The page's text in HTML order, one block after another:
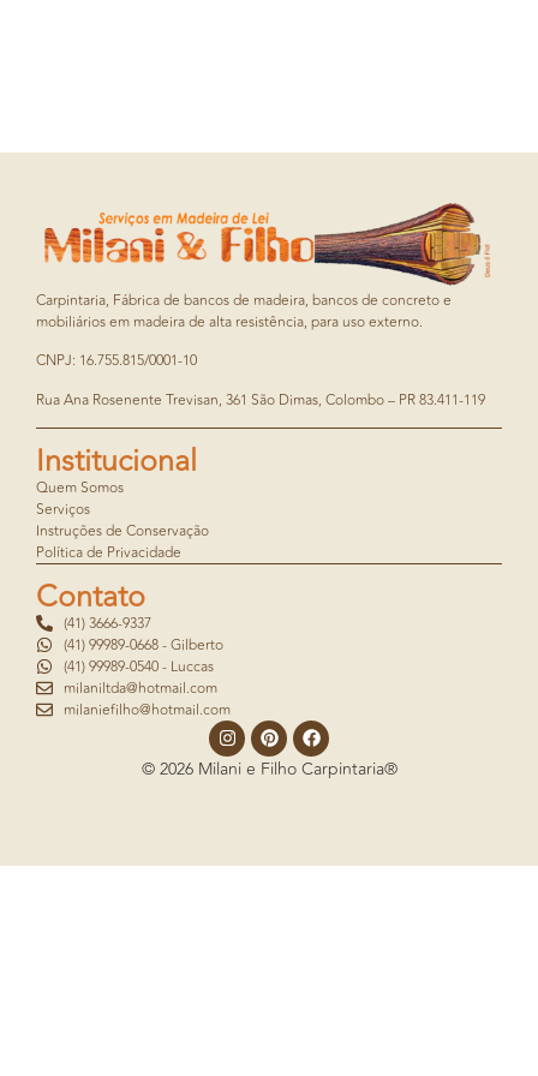
Carpintaria, Fábrica de bancos de madeira, bancos de concreto e
mobiliários em madeira de alta resistência, para uso externo.
CNPJ: 16.755.815/0001-10
Rua Ana Rosenente Trevisan, 361 São Dimas, Colombo – PR 83.411-119
Institucional
Quem Somos
Serviços
Instruções de Conservação
Política de Privacidade
Contato
(41) 3666-9337
(41) 99989-0668 - Gilberto
(41) 99989-0540 - Luccas
milaniltda@hotmail.com
milaniefilho@hotmail.com
© 2026 Milani e Filho Carpintaria®